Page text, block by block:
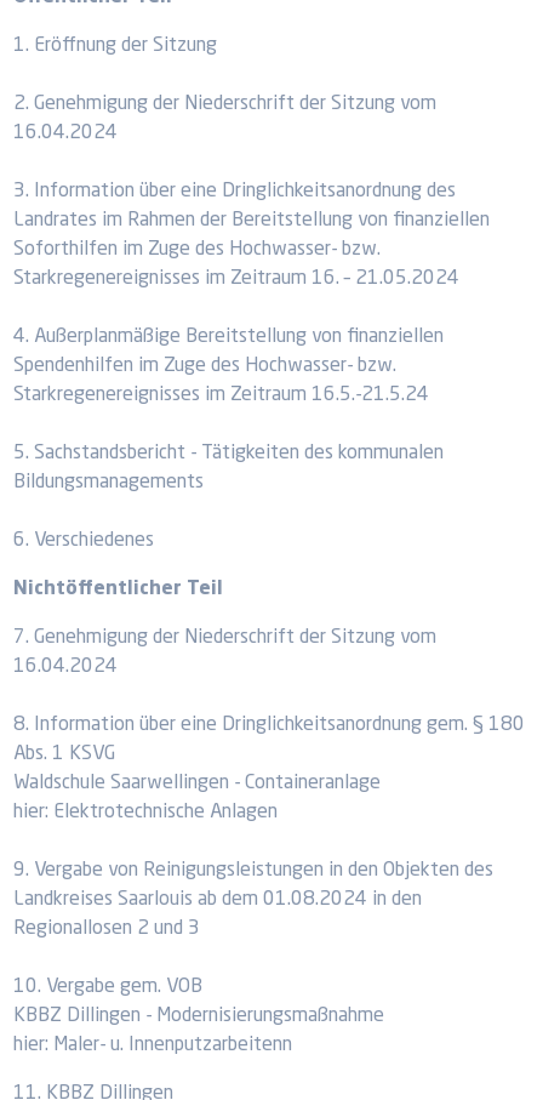
1. Eröffnung der Sitzung
2. Genehmigung der Niederschrift der Sitzung vom
16.04.2024
3. Information über eine Dringlichkeitsanordnung des
Landrates im Rahmen der Bereitstellung von finanziellen
Soforthilfen im Zuge des Hochwasser- bzw.
Starkregenereignisses im Zeitraum 16. – 21.05.2024
4. Außerplanmäßige Bereitstellung von finanziellen
Spendenhilfen im Zuge des Hochwasser- bzw.
Starkregenereignisses im Zeitraum 16.5.-21.5.24
5. Sachstandsbericht - Tätigkeiten des kommunalen
Bildungsmanagements
6. Verschiedenes
Nichtöffentlicher Teil
7. Genehmigung der Niederschrift der Sitzung vom
16.04.2024
8. Information über eine Dringlichkeitsanordnung gem. § 180
Abs. 1 KSVG
Waldschule Saarwellingen - Containeranlage
hier: Elektrotechnische Anlagen
9. Vergabe von Reinigungsleistungen in den Objekten des
Landkreises Saarlouis ab dem 01.08.2024 in den
Regionallosen 2 und 3
10. Vergabe gem. VOB
KBBZ Dillingen - Modernisierungsmaßnahme
hier: Maler- u. Innenputzarbeitenn
11. KBBZ Dillingen